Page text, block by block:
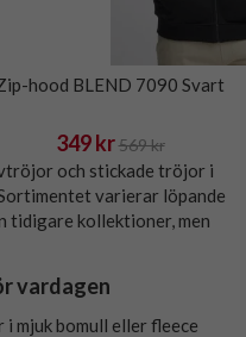
hood BLEND 7090 Svart
349 kr 569 kr
och stickade tröjor i
varierar löpande
tidigare kollektioner, men
vardagen
mjuk bomull eller fleece